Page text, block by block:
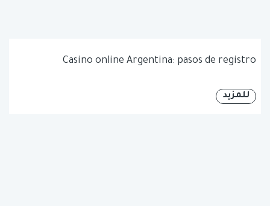
Casino online Argentina: pasos de registro
للمزيد